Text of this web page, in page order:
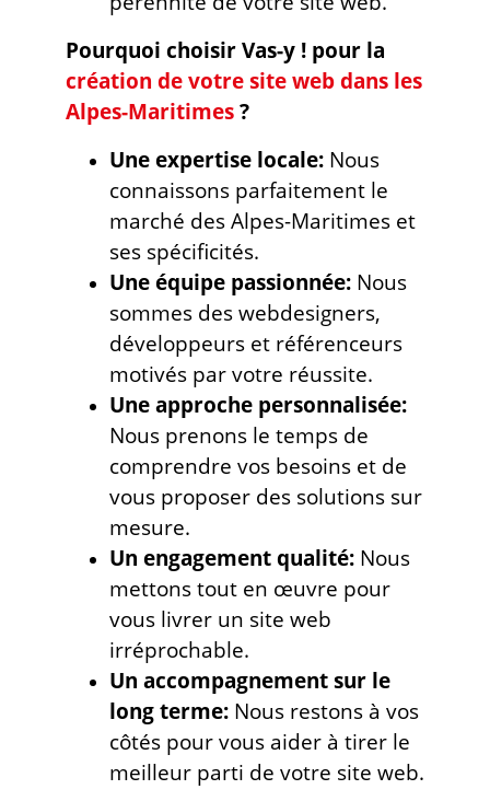
Pourquoi choisir Vas-y ! pour la
création de votre site web dans les
Alpes-Maritimes ?
Une expertise locale: Nous
connaissons parfaitement le
marché des Alpes-Maritimes et
ses spécificités.
Une équipe passionnée: Nous
sommes des webdesigners,
développeurs et référenceurs
motivés par votre réussite.
Une approche personnalisée:
Nous prenons le temps de
comprendre vos besoins et de
vous proposer des solutions sur
mesure.
Un engagement qualité: Nous
mettons tout en œuvre pour
vous livrer un site web
irréprochable.
Un accompagnement sur le
long terme: Nous restons à vos
côtés pour vous aider à tirer le
meilleur parti de votre site web.